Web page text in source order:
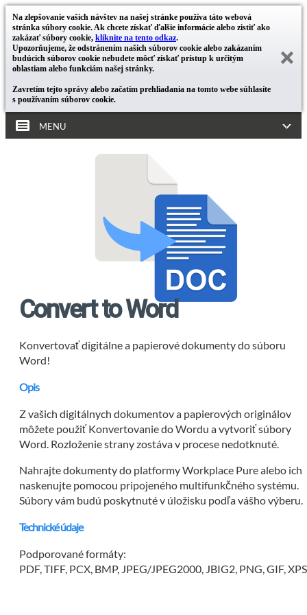
Na zlepšovanie vašich návštev na našej stránke používa táto webová
stránka súbory cookie. Ak chcete získať ďalšie informácie alebo zistiť ako
zakázať súbory cookie, kliknite na tento odkaz.
Upozorňujeme, že odstránením našich súborov cookie alebo zakázaním
budúcich súborov cookie nebudete môcť získať prístup k určitým
oblastiam alebo funkciám našej stránky.
Zavretím tejto správy alebo začatím prehliadania na tomto webe súhlasíte
s používaním súborov cookie.
MENU
Convert to Word
Konvertovať digitálne a papierové dokumenty do súboru
Word!
Opis
Z vašich digitálnych dokumentov a papierových originálov
môžete použiť Konvertovanie do Wordu a vytvoriť súbory
Word. Rozloženie strany zostáva v procese nedotknuté.
Nahrajte dokumenty do platformy Workplace Pure alebo ich
naskenujte pomocou pripojeného multifunkčného systému.
Súbory vám budú poskytnuté v úložisku podľa vášho výberu.
Technické údaje
Podporované formáty:
PDF, TIFF, PCX, BMP, JPEG/JPEG2000, JBIG2, PNG, GIF, XPS